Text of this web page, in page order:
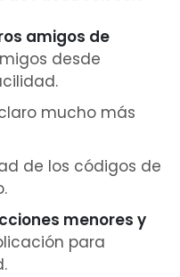
amigos de
desde
mucho más
de los códigos de
menores y
para